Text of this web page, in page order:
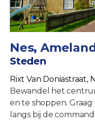
Nes,
Steden
Rixt Van Doniastraat,
Bewandel het
en te shoppen.
langs bij de